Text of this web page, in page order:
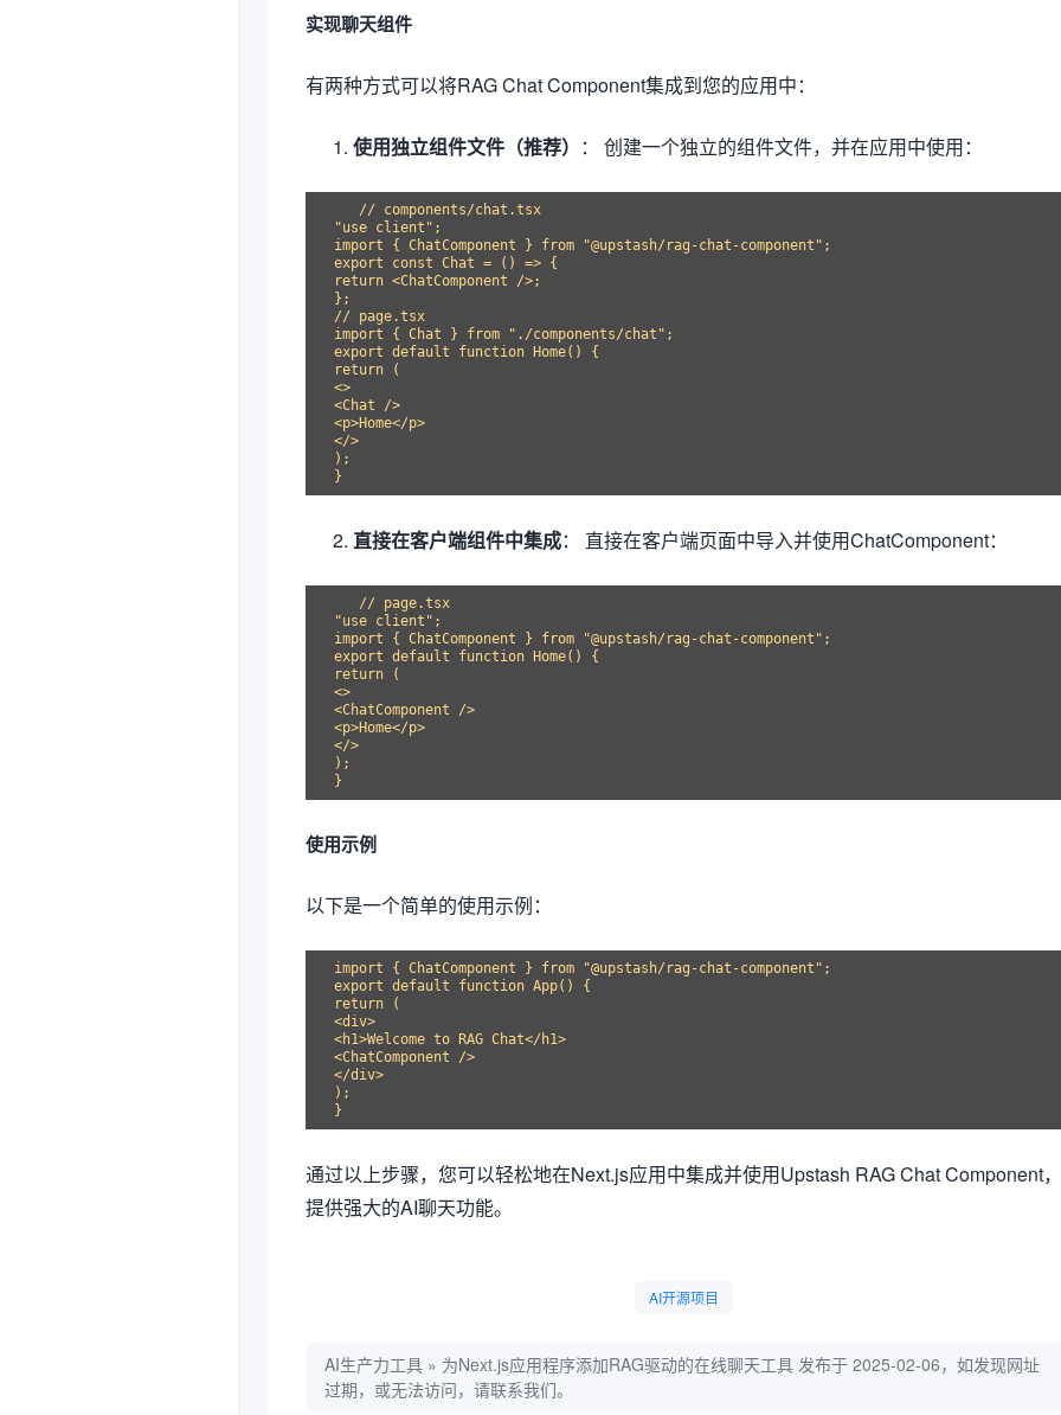
实现聊天组件
有两种方式可以将RAG Chat Component集成到您的应用中：
使用独立组件文件（推荐） ： 创建一个独立的组件文件，并在应用中使用：
   // components/chat.tsx
"use client";
import { ChatComponent } from "@upstash/rag-chat-component";
export const Chat = () => {
return <ChatComponent />;
};
// page.tsx
import { Chat } from "./components/chat";
export default function Home() {
return (
<>
<Chat />
<p>Home</p>
</>
);
直接在客户端组件中集成： 直接在客户端页面中导入并使用ChatComponent：
   // page.tsx
"use client";
import { ChatComponent } from "@upstash/rag-chat-component";
export default function Home() {
return (
<>
<ChatComponent />
<p>Home</p>
</>
);
使用示例
以下是一个简单的使用示例：
import { ChatComponent } from "@upstash/rag-chat-component";
export default function App() {
return (
<div>
<h1>Welcome to RAG Chat</h1>
<ChatComponent />
</div>
);
通过以上步骤，您可以轻松地在Next.js应用中集成并使用Upstash RAG Chat Component，
提供强大的AI聊天功能。
AI开源项目
AI生产力工具 » 为Next.js应用程序添加RAG驱动的在线聊天工具 发布于 2025-02-06，如发现网址
过期，或无法访问，请联系我们。